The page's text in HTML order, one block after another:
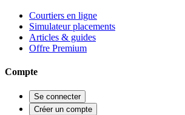
Courtiers en ligne
Simulateur placements
Articles & guides
Offre Premium
Compte
Se connecter
Créer un compte